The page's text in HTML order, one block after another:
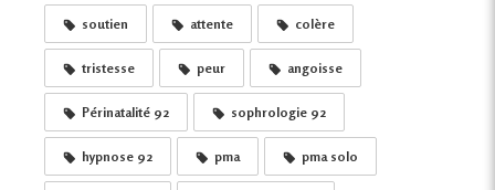
soutien attente colère
tristesse peur angoisse
Périnatalité 92 sophrologie 92
hypnose 92 pma pma solo